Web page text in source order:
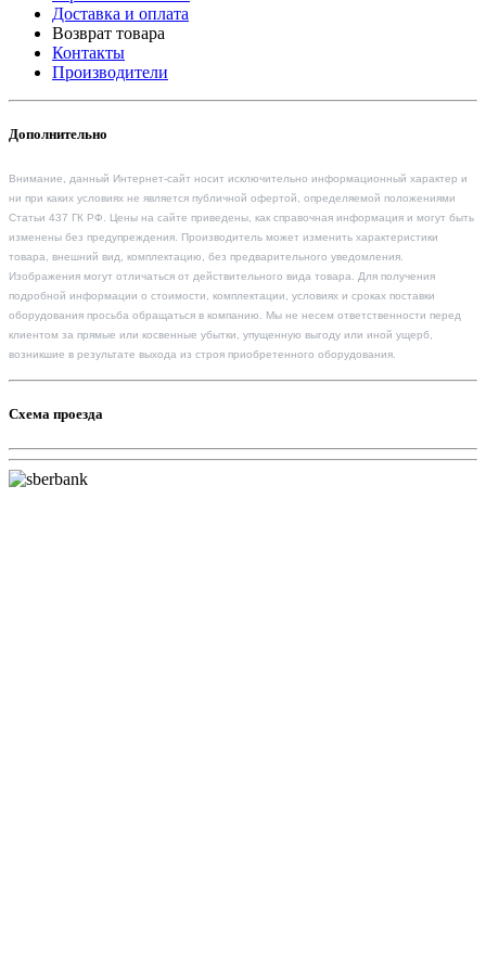
Доставка и оплата
Возврат товара
Контакты
Производители
Дополнительно
Внимание, данный Интернет-сайт носит исключительно информационный характер и
ни при каких условиях не является публичной офертой, определяемой положениями
Статьи 437 ГК РФ. Цены на сайте приведены, как справочная информация и могут быть
изменены без предупреждения. Производитель может изменить характеристики
товара, внешний вид, комплектацию, без предварительного уведомления.
Изображения могут отличаться от действительного вида товара. Для получения
подробной информации о стоимости, комплектации, условиях и сроках поставки
оборудования просьба обращаться в компанию. Мы не несем ответственности перед
клиентом за прямые или косвенные убытки, упущенную выгоду или иной ущерб,
возникшие в результате выхода из строя приобретенного оборудования.
Схема проезда